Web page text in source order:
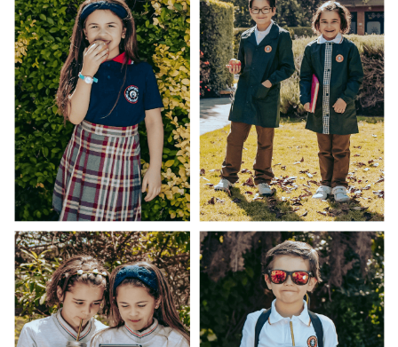
contactarnos. Además, ¡Todos los cambios son gratis!
_______________
Uniforma es un proveedor oficial de los
uniformes escolares del Colegio Aleman Temuco
Todos los uniformes escolares ofrecidos en la
venta online de Uniforma son producidos en
Santiago de Chile.
INFORMACIÓN ADICIONAL